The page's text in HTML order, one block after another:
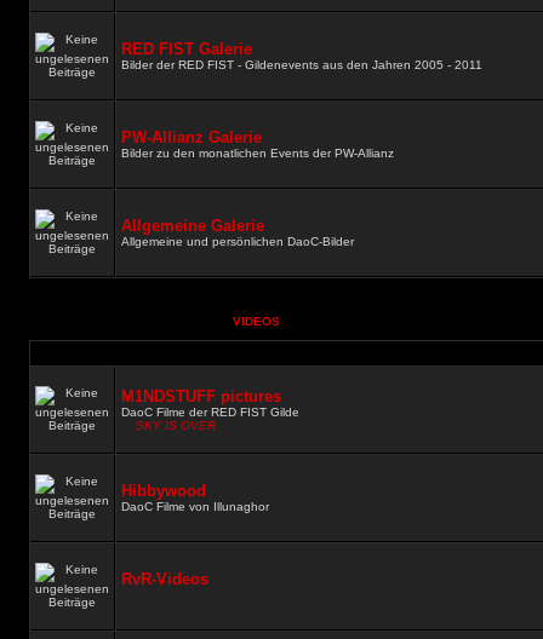
RED FIST Galerie
Bilder der RED FIST - Gildenevents aus den Jahren 2005 - 2011
PW-Allianz Galerie
Bilder zu den monatlichen Events der PW-Allianz
Allgemeine Galerie
Allgemeine und persönlichen DaoC-Bilder
VIDEOS
M1NDSTUFF pictures
DaoC Filme der RED FIST Gilde
SKY IS OVER
Hibbywood
DaoC Filme von Illunaghor
RvR-Videos